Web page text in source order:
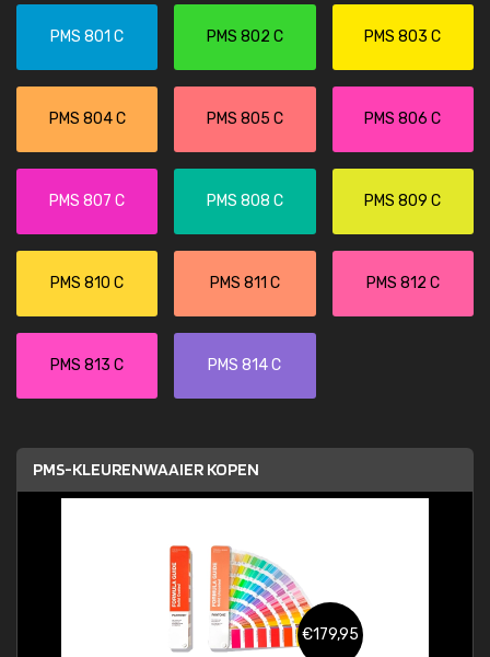
PMS 801 C PMS 802 C PMS 803 C
PMS 804 C PMS 805 C PMS 806 C
PMS 807 C PMS 808 C PMS 809 C
PMS 810 C PMS 811 C PMS 812 C
PMS 813 C PMS 814 C
PMS-KLEURENWAAIER KOPEN
€179,95